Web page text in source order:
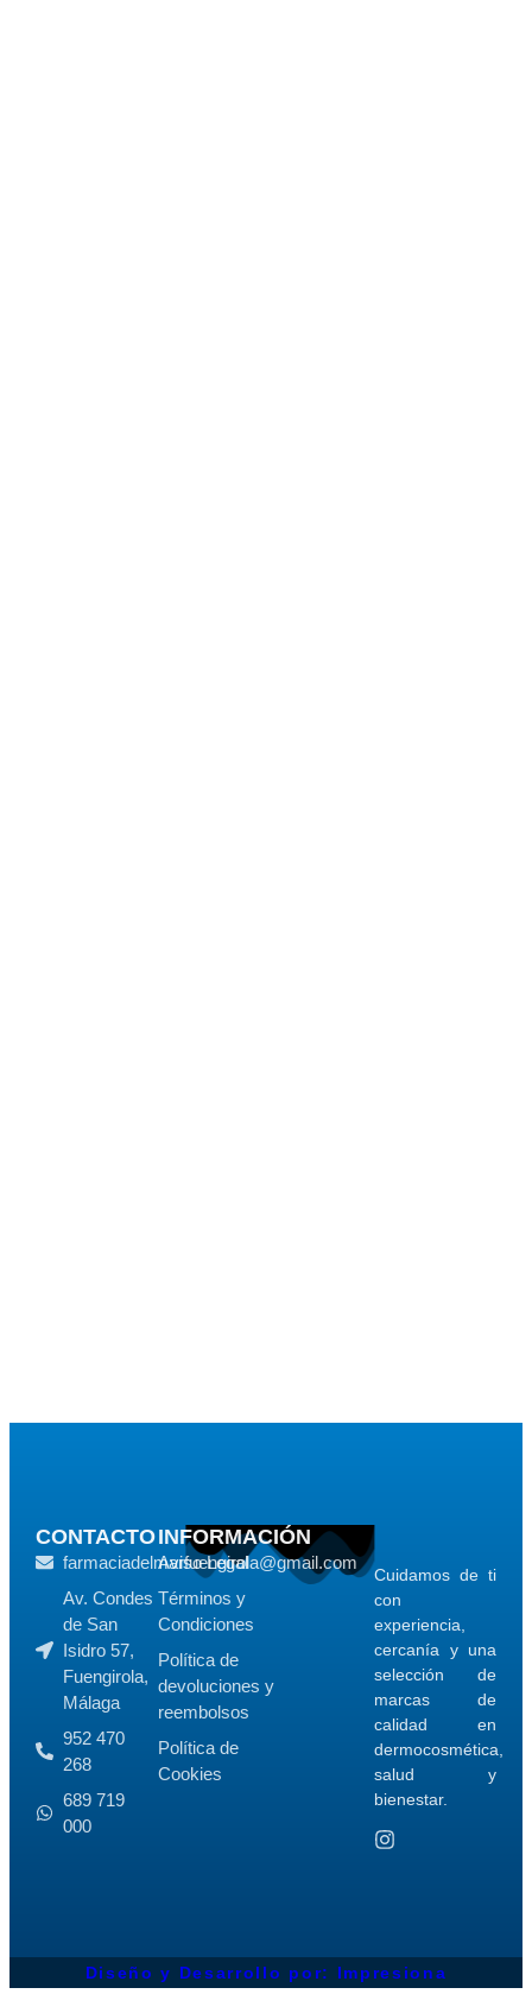
Cuidamos de ti
con
experiencia,
cercanía y una
selección de
marcas de
calidad en
dermocosmética,
salud y
bienestar.
CONTACTO
farmaciadelmarfuengirola@gmail.com
Av. Condes
de San
Isidro 57,
Fuengirola,
Málaga
952 470
268
689 719
000
INFORMACIÓN
Aviso Legal
Términos y
Condiciones
Política de
devoluciones y
reembolsos
Política de
Cookies
Diseño y Desarrollo por: Impresiona​